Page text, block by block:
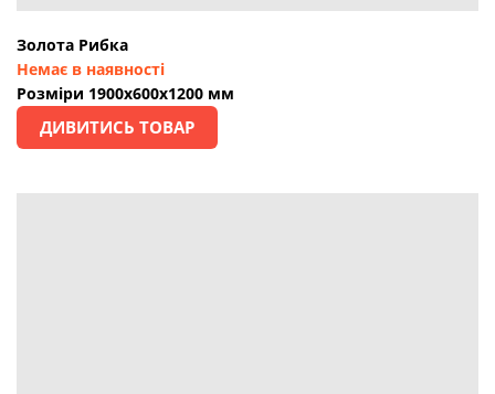
Золота Рибка
Немає в наявності
Розміри 1900х600х1200 мм
ДИВИТИСЬ ТОВАР